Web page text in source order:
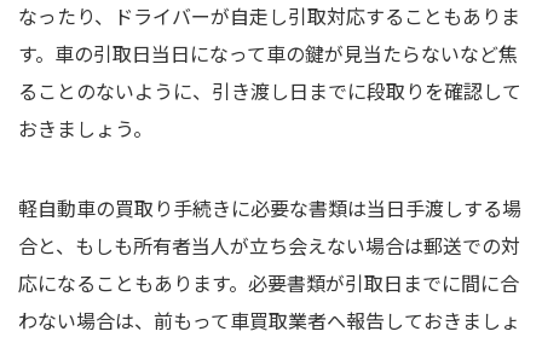
なったり、ドライバーが自走し引取対応することもありま
す。車の引取日当日になって車の鍵が見当たらないなど焦
ることのないように、引き渡し日までに段取りを確認して
おきましょう。
軽自動車の買取り手続きに必要な書類は当日手渡しする場
合と、もしも所有者当人が立ち会えない場合は郵送での対
応になることもあります。必要書類が引取日までに間に合
わない場合は、前もって車買取業者へ報告しておきましょ